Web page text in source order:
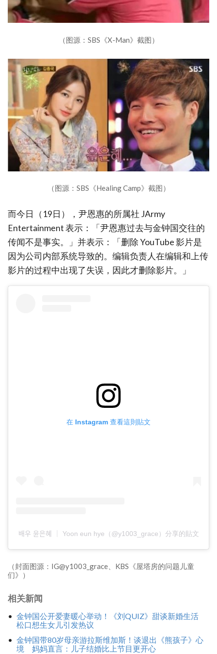
（图源：SBS《X-Man》截图）
（图源：SBS《Healing Camp》截图）
而今日（19日），尹恩惠的所属社 JArmy
Entertainment 表示：「尹恩惠过去与金钟国交往的
传闻不是事实。」并表示：「删除 YouTube 影片是
因为公司内部系统导致的。编辑负责人在编辑和上传
影片的过程中出现了失误，因此才删除影片。」
在 Instagram 查看這則貼文
배우 윤은혜 ｜ Yoon eun hye（@y1003_grace）分享的貼文
（封面图源：IG@y1003_grace、KBS《屋塔房的问题儿童
们》）
相关新闻
金钟国公开爱妻暖心举动！《刘QUIZ》甜谈新婚生活
松口想生女儿引发热议
金钟国带80岁母亲游拉斯维加斯！谈退出《熊孩子》心
境 妈妈直言：儿子结婚比上节目更开心